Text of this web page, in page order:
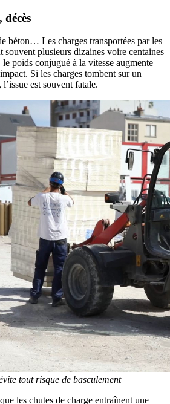
béton… Les charges transportées par les
souvent plusieurs dizaines voire centaines
poids conjugué à la vitesse augmente
Si les charges tombent sur un
est souvent fatale.
tout risque de basculement
les chutes de charge entraînent une